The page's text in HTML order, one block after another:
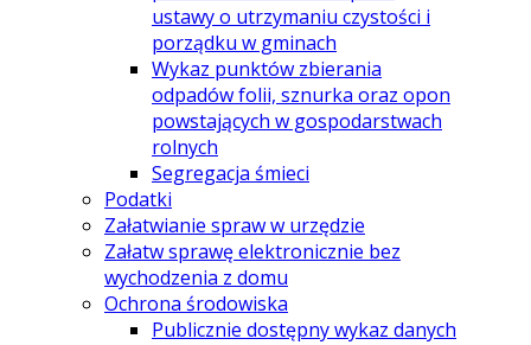
ustawy o utrzymaniu czystości i
porządku w gminach
Wykaz punktów zbierania
odpadów folii, sznurka oraz opon
powstających w gospodarstwach
rolnych
Segregacja śmieci
Podatki
Załatwianie spraw w urzędzie
Załatw sprawę elektronicznie bez
wychodzenia z domu
Ochrona środowiska
Publicznie dostępny wykaz danych